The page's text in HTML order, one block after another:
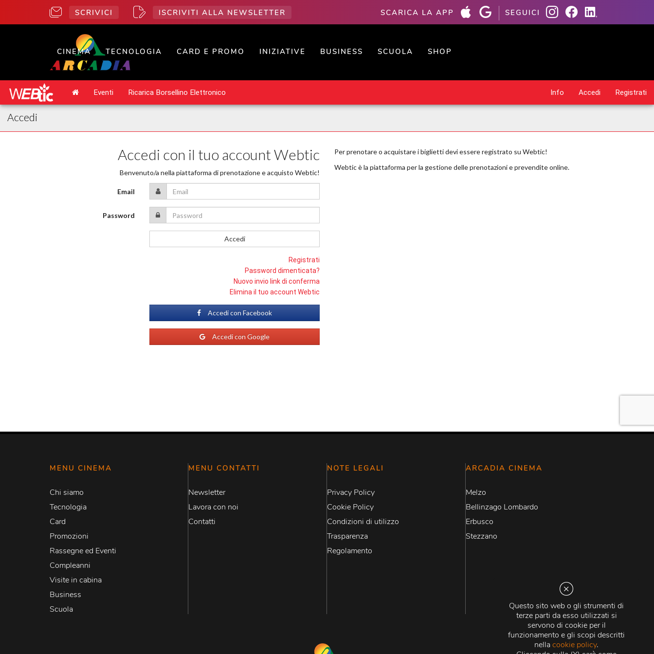
Questo sito web o gli strumenti di
terze parti da esso utilizzati si
servono di cookie per il
funzionamento e gli scopi descritti
nellacookie policy.
SCRIVICI ISCRIVITI ALLA NEWSLETTER SCARICA LA APP SEGUICI
CINEMA TECNOLOGIA CARD E PROMO INIZIATIVE BUSINESS SCUOLA SHOP
MENU CINEMA
Chi siamo
Tecnologia
Card
Promozioni
Rassegne ed Eventi
Compleanni
Visite in cabina
Business
Scuola
MENU CONTATTI
Newsletter
Lavora con noi
Contatti
NOTE LEGALI
Privacy Policy
Cookie Policy
Condizioni di utilizzo
Trasparenza
Regolamento
ARCADIA CINEMA
Melzo
Bellinzago Lombardo
Erbusco
Stezzano